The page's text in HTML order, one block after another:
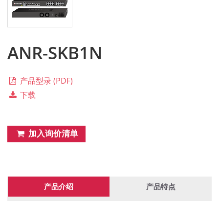
ANR-SKB1N
产品型录 (PDF)
下载
加入询价清单
产品介绍 产品特点